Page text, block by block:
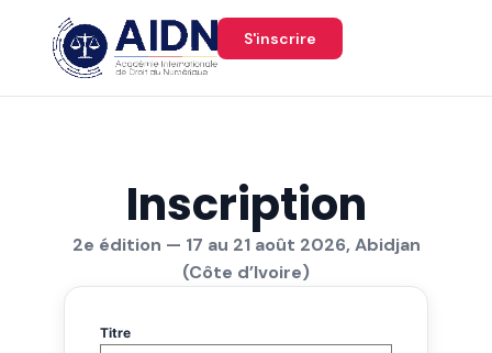
contenu
S'inscrire
Inscription
2e édition — 17 au 21 août 2026, Abidjan
(Côte d’Ivoire)
Titre